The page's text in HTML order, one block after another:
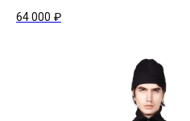
64 000 ₽